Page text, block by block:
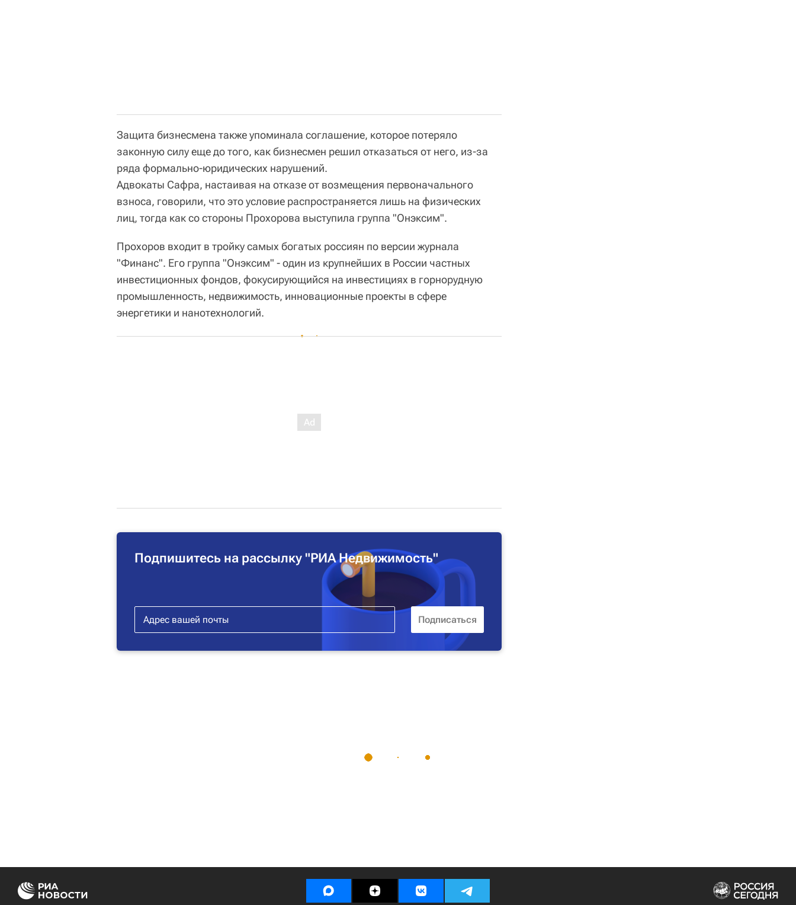
Защита бизнесмена также упоминала соглашение, которое потеряло
законную силу еще до того, как бизнесмен решил отказаться от него, из-за
ряда формально-юридических нарушений.
Адвокаты Сафра, настаивая на отказе от возмещения первоначального
взноса, говорили, что это условие распространяется лишь на физических
лиц, тогда как со стороны Прохорова выступила группа "Онэксим".
Прохоров входит в тройку самых богатых россиян по версии журнала
"Финанс". Его группа "Онэксим" - один из крупнейших в России частных
инвестиционных фондов, фокусирующийся на инвестициях в горнорудную
промышленность, недвижимость, инновационные проекты в сфере
энергетики и нанотехнологий.
Подпишитесь на рассылку "РИА Недвижимость"